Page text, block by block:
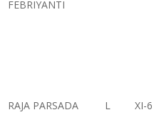
FEBRIYANTI
RAJA PARSADA L XI-6